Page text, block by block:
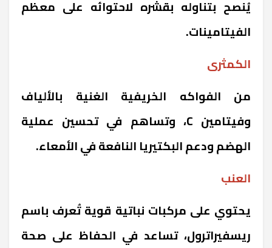
يُنصح بتناوله بقشره لاحتوائه على معظم
الفيتامينات.
الكمثرى
من الفواكه الخريفية الغنية بالألياف
وفيتامين C، وتساهم في تحسين عملية
الهضم ودعم البكتيريا النافعة في الأمعاء.
العنب
يحتوي على مركبات نباتية قوية تُعرف باسم
ريسفيراترول، تساعد في الحفاظ على صحة